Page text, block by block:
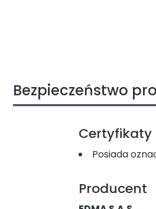
Bezpieczeństwo
Certyfikaty
Posiada
Producent